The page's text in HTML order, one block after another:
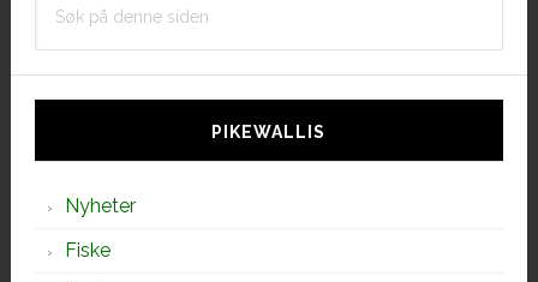
PIKEWALLIS
Nyheter
Fiske